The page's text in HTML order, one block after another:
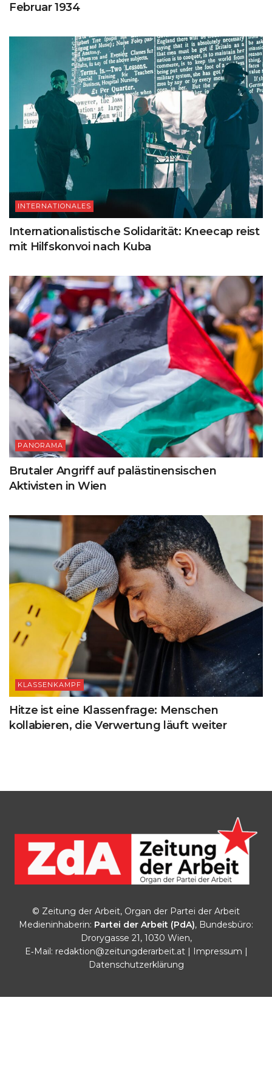
Februar 1934
INTERNATIONALES
Internationalistische Solidarität: Kneecap reist
mit Hilfskonvoi nach Kuba
PANORAMA
Brutaler Angriff auf palästinensischen
Aktivisten in Wien
KLASSENKAMPF
Hitze ist eine Klassenfrage: Menschen
kollabieren, die Verwertung läuft weiter
© Zeitung der Arbeit, Organ der Partei der Arbeit
Medieninhaberin: Partei der Arbeit (PdA), Bundesbüro:
Drorygasse 21, 1030 Wien,
E‑Mail: redaktion@zeitungderarbeit.at| Impressum |
Datenschutzerklärung